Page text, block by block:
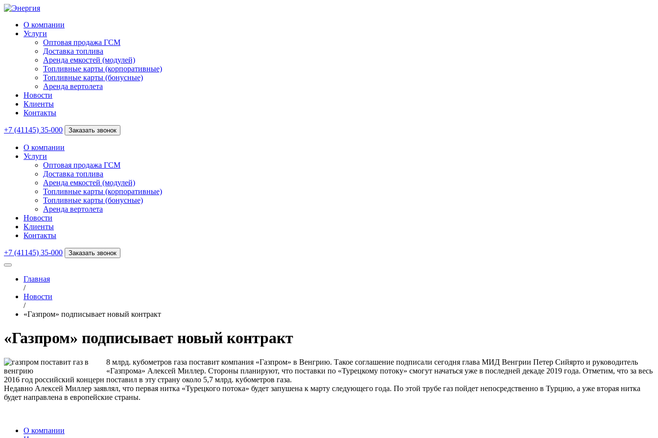
О компании
Услуги
Оптовая продажа ГСМ
Доставка топлива
Аренда емкостей (модулей)
Топливные карты (корпоративные)
Топливные карты (бонусные)
Аренда вертолета
Новости
Клиенты
Контакты
+7 (41145) 35-000 Заказать звонок
О компании
Услуги
Оптовая продажа ГСМ
Доставка топлива
Аренда емкостей (модулей)
Топливные карты (корпоративные)
Топливные карты (бонусные)
Аренда вертолета
Новости
Клиенты
Контакты
+7 (41145) 35-000 Заказать звонок
Главная
/
Новости
/
«Газпром» подписывает новый контракт
«Газпром» подписывает новый контракт
8 млрд. кубометров газа поставит компания «Газпром» в Венгрию. Такое соглашение подписали сегодня глава МИД Венгрии Петер Сийярто и руководитель
«Газпрома» Алексей Миллер. Стороны планируют, что поставки по «Турецкому потоку» смогут начаться уже в последней декаде 2019 года. Отметим, что за весь
2016 год российский концерн поставил в эту страну около 5,7 млрд. кубометров газа.
Недавно Алексей Миллер заявлял, что первая нитка «Турецкого потока» будет запушена к марту следующего года. По этой трубе газ пойдет непосредственно в Турцию, а уже вторая нитка
будет направлена в европейские страны.
О компании